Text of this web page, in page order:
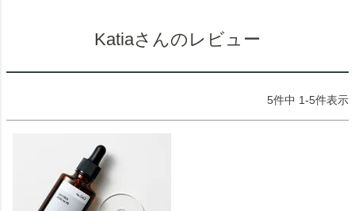
Katiaさんのレビュー
5件中 1-5件表示